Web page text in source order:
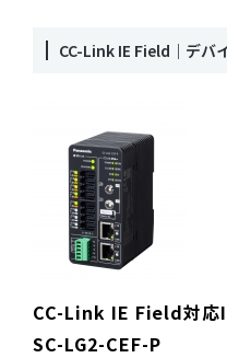
CC-Link IE Field｜デバ
CC-Link IE Field対応
SC-LG2-CEF-P